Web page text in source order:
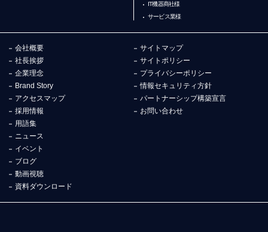
IT機器商社様
サービス業様
会社概要
社長挨拶
企業理念
Brand Story
アクセスマップ
採用情報
サイトマップ
サイトポリシー
プライバシーポリシー
情報セキュリティ方針
パートナーシップ構築宣言
お問い合わせ
用語集
ニュース
イベント
ブログ
動画視聴
資料ダウンロード